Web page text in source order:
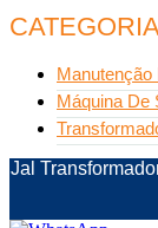
Manutenção
Máquina De
Jal